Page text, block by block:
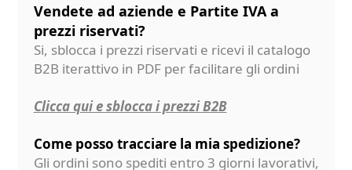
Vendete ad aziende e Partite IVA a
prezzi riservati?
Si, sblocca i prezzi riservati e ricevi il catalogo
B2B iterattivo in PDF per facilitare gli ordini
Clicca qui e sblocca i prezzi B2B
Come posso tracciare la mia spedizione?
Gli ordini sono spediti entro 3 giorni lavorativi,